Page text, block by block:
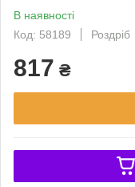
В наявності
Код: 58189
Роздріб
817 ₴